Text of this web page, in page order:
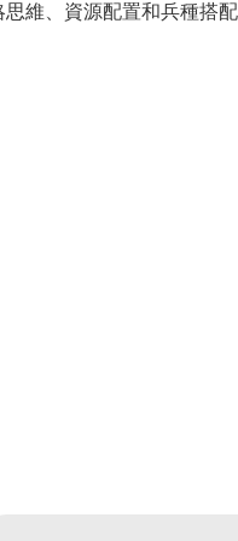
維、資源配置和兵種搭配